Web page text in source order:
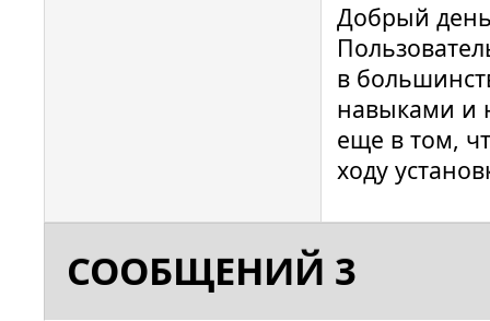
Добрый
в
навыками и
еще в том,
ходу
СООБЩЕНИЙ 3